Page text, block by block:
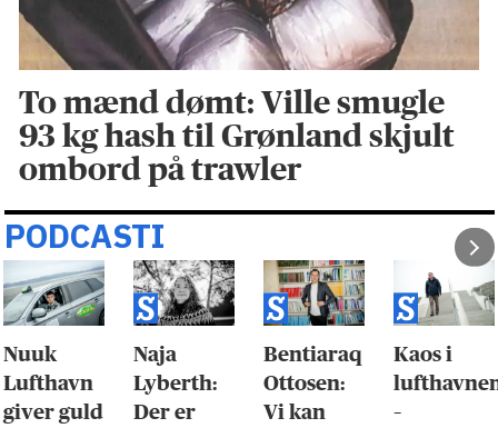
To mænd dømt: Ville smugle
93 kg hash til Grønland skjult
ombord på trawler
PODCASTI
Nuuk
Lufthavn
giver guld
Naja
Lyberth:
Der er
Bentiaraq
Ottosen:
Vi kan
Kaos i
–